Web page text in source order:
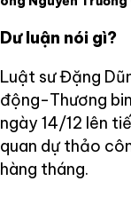
Dư luận nói gì?
Luật sư Đặng
động-Thương
ngày 14/12 lên
quan dự thảo
hàng tháng.